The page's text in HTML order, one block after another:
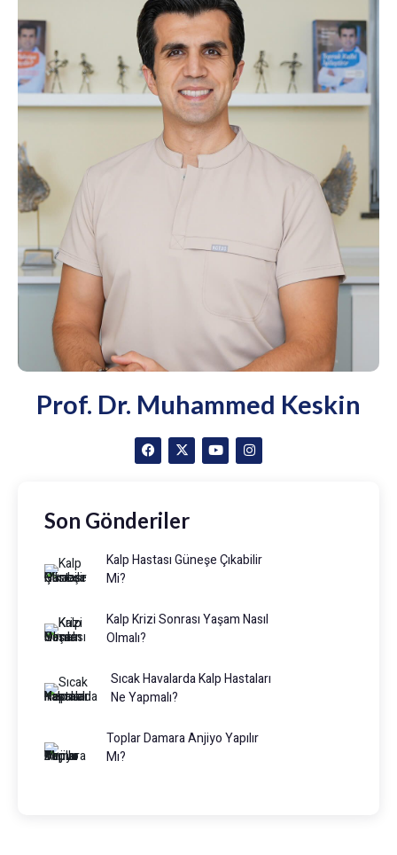
Prof. Dr. Muhammed Keskin
Son Gönderiler
Kalp Hastası Güneşe Çıkabilir
Mi?
Kalp Krizi Sonrası Yaşam Nasıl
Olmalı?
Sıcak Havalarda Kalp Hastaları
Ne Yapmalı?
Toplar Damara Anjiyo Yapılır
Mı?